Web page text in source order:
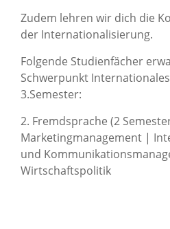
Zudem lehren wir dich die
der Internationalisierung.
Folgende Studienfächer
Schwerpunkt
3.Semester:
2. Fremdsprache (2
Marketingmanagement |
und
Wirtschaftspolitik